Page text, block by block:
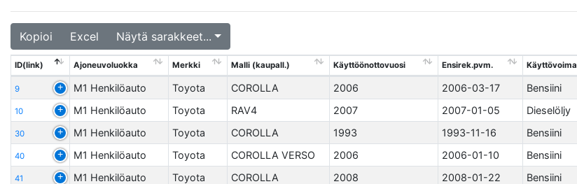
Kopioi Excel Näytä sarakkeet...
ID(link) Ajoneuvoluokka Merkki Malli (kaupall.) Käyttöönottovuosi Ensirek.pvm. Käyttövoima
9 M1 Henkilöauto Toyota COROLLA 2006 2006-03-17 Bensiini
10 M1 Henkilöauto Toyota RAV4 2007 2007-01-05 Dieselöljy
30 M1 Henkilöauto Toyota COROLLA 1993 1993-11-16 Bensiini
40 M1 Henkilöauto Toyota COROLLA VERSO 2006 2006-01-10 Bensiini
41 M1 Henkilöauto Toyota COROLLA 2008 2008-01-22 Bensiini